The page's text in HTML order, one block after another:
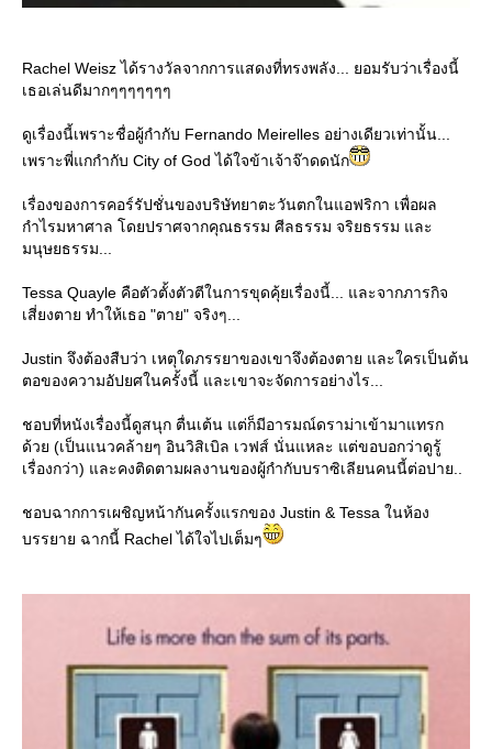
Rachel Weisz ได้รางวัลจากการแสดงที่ทรงพลัง... ยอมรับว่าเรื่องนี้
เธอเล่นดีมากๆๆๆๆๆๆๆ
ดูเรื่องนี้เพราะชื่อผู้กำกับ Fernando Meirelles อย่างเดียวเท่านั้น...
เพราะพี่แกกำกับ City of God ได้ใจข้าเจ้าจ๊าดดนัก
เรื่องของการคอร์รัปชั่นของบริษัทยาตะวันตกในแอฟริกา เพื่อผล
กำไรมหาศาล โดยปราศจากคุณธรรม ศีลธรรม จริยธรรม และ
มนุษยธรรม...
Tessa Quayle คือตัวตั้งตัวตีในการขุดคุ้ยเรื่องนี้... และจากภารกิจ
เสี่ยงตาย ทำให้เธอ "ตาย" จริงๆ...
Justin จึงต้องสืบว่า เหตุใดภรรยาของเขาจึงต้องตาย และใครเป็นต้น
ตอของความอัปยศในครั้งนี้ และเขาจะจัดการอย่างไร...
ชอบที่หนังเรื่องนี้ดูสนุก ตื่นเต้น แต่ก็มีอารมณ์ดราม่าเข้ามาแทรก
ด้วย (เป็นแนวคล้ายๆ อินวิสิเบิล เวฟส์ นั่นแหละ แต่ขอบอกว่าดูรู้
เรื่องกว่า) และคงติดตามผลงานของผู้กำกับบราซิเลียนคนนี้ต่อปาย..
ชอบฉากการเผชิญหน้ากันครั้งแรกของ Justin & Tessa ในห้อง
บรรยาย ฉากนี้ Rachel ได้ใจไปเต็มๆ